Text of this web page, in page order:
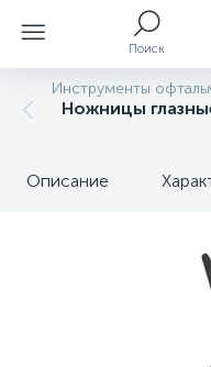
Поиск
Инструменты
Ножницы
Описание